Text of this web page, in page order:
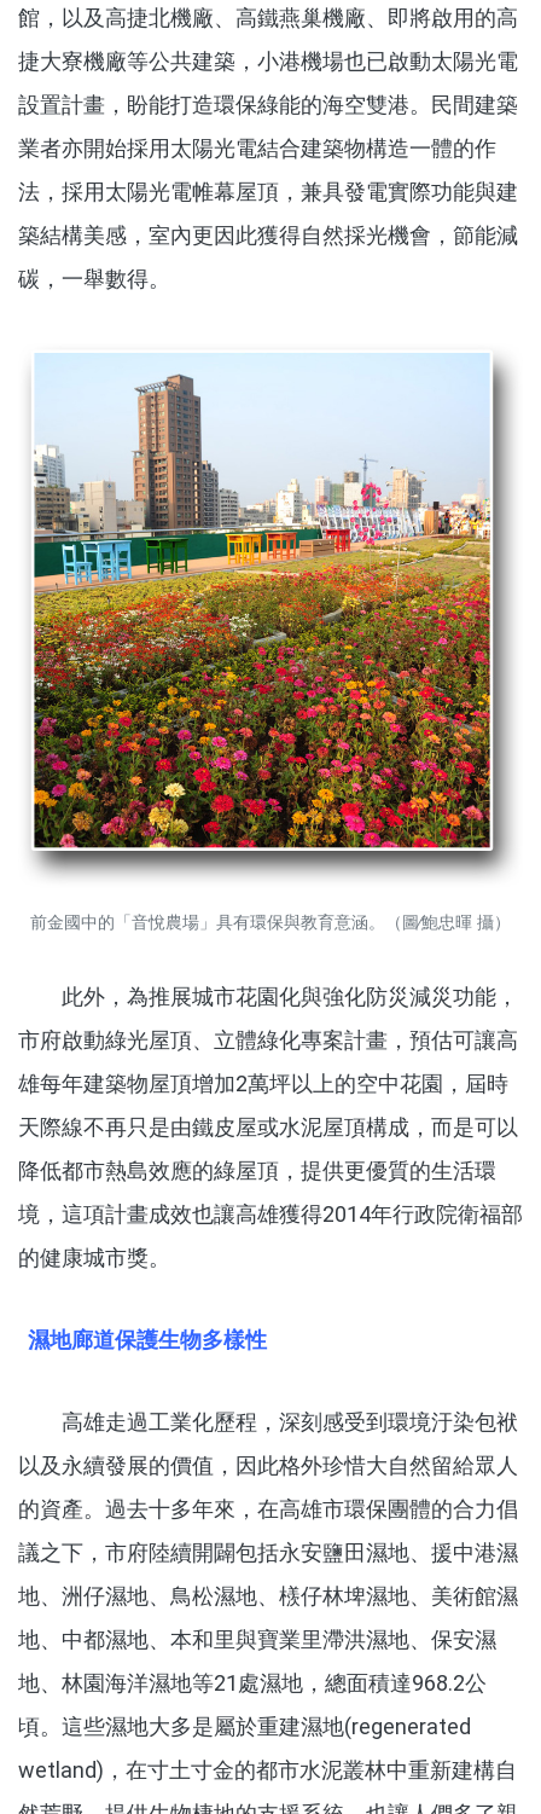
館，以及高捷北機廠、高鐵燕巢機廠、即將啟用的高
捷大寮機廠等公共建築，小港機場也已啟動太陽光電
設置計畫，盼能打造環保綠能的海空雙港。民間建築
業者亦開始採用太陽光電結合建築物構造一體的作
法，採用太陽光電帷幕屋頂，兼具發電實際功能與建
築結構美感，室內更因此獲得自然採光機會，節能減
碳，一舉數得。
前金國中的「音悅農場」具有環保與教育意涵。（圖∕鮑忠暉 攝）
此外，為推展城市花園化與強化防災減災功能，
市府啟動綠光屋頂、立體綠化專案計畫，預估可讓高
雄每年建築物屋頂增加2萬坪以上的空中花園，屆時
天際線不再只是由鐵皮屋或水泥屋頂構成，而是可以
降低都市熱島效應的綠屋頂，提供更優質的生活環
境，這項計畫成效也讓高雄獲得2014年行政院衛福部
的健康城市獎。
濕地廊道保護生物多樣性
高雄走過工業化歷程，深刻感受到環境汙染包袱
以及永續發展的價值，因此格外珍惜大自然留給眾人
的資產。過去十多年來，在高雄市環保團體的合力倡
議之下，市府陸續開闢包括永安鹽田濕地、援中港濕
地、洲仔濕地、鳥松濕地、檨仔林埤濕地、美術館濕
地、中都濕地、本和里與寶業里滯洪濕地、保安濕
地、林園海洋濕地等21處濕地，總面積達968.2公
頃。這些濕地大多是屬於重建濕地(regenerated
wetland)，在寸土寸金的都市水泥叢林中重新建構自